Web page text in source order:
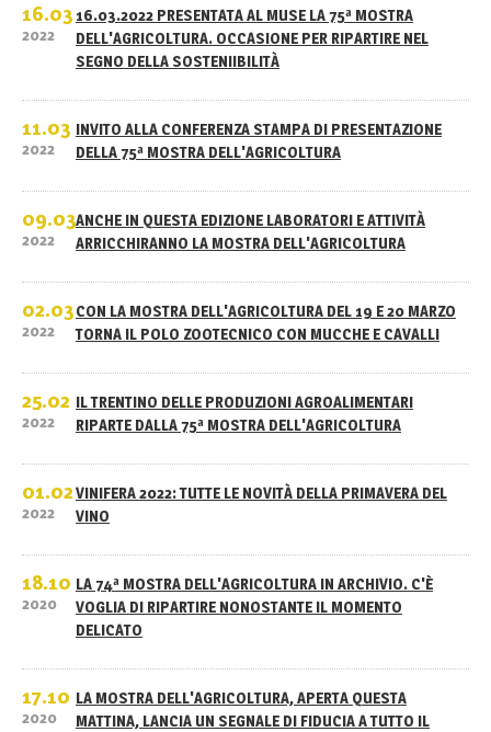
16.03
2022
16.03.2022 PRESENTATA AL MUSE LA 75ª MOSTRA
DELL'AGRICOLTURA. OCCASIONE PER RIPARTIRE NEL
SEGNO DELLA SOSTENIIBILITÀ
11.03
2022
INVITO ALLA CONFERENZA STAMPA DI PRESENTAZIONE
DELLA 75ª MOSTRA DELL'AGRICOLTURA
09.03
2022
ANCHE IN QUESTA EDIZIONE LABORATORI E ATTIVITÀ
ARRICCHIRANNO LA MOSTRA DELL'AGRICOLTURA
02.03
2022
CON LA MOSTRA DELL'AGRICOLTURA DEL 19 E 20 MARZO
TORNA IL POLO ZOOTECNICO CON MUCCHE E CAVALLI
25.02
2022
IL TRENTINO DELLE PRODUZIONI AGROALIMENTARI
RIPARTE DALLA 75ª MOSTRA DELL'AGRICOLTURA
01.02
2022
VINIFERA 2022: TUTTE LE NOVITÀ DELLA PRIMAVERA DEL
VINO
18.10
2020
LA 74ª MOSTRA DELL'AGRICOLTURA IN ARCHIVIO. C'È
VOGLIA DI RIPARTIRE NONOSTANTE IL MOMENTO
DELICATO
17.10
2020
LA MOSTRA DELL'AGRICOLTURA, APERTA QUESTA
MATTINA, LANCIA UN SEGNALE DI FIDUCIA A TUTTO IL